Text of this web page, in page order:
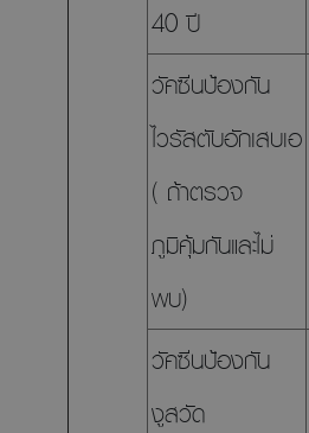
40 ปี
วัคซีนป้องกัน
ไวรัสตับอักเสบเอ
( ถ้าตรวจ
ภูมิคุ้มกันและไม่
พบ)
วัคซีนป้องกัน
งูสวัด